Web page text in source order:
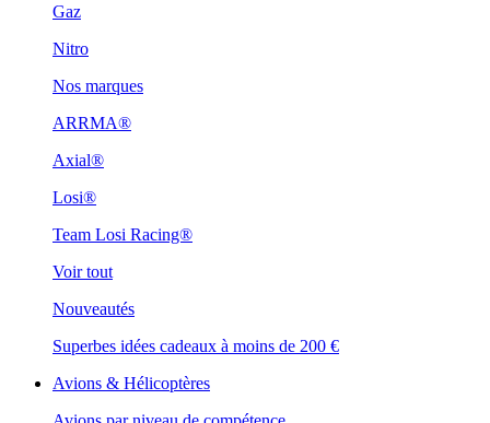
Gaz
Nitro
Nos marques
ARRMA®
Axial®
Losi®
Team Losi Racing®
Voir tout
Nouveautés
Superbes idées cadeaux à moins de 200 €
Avions & Hélicoptères